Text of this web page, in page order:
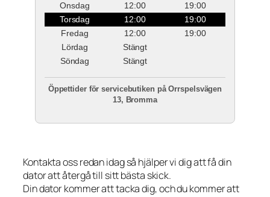
Onsdag
12:00
19:00
Torsdag
12:00
19:00
Fredag
12:00
19:00
Lördag
Stängt
Söndag
Stängt
Öppettider för servicebutiken på Orrspelsvägen
13, Bromma
Kontakta oss redan idag så hjälper vi dig att få din
dator att återgå till sitt bästa skick.
Din dator kommer att tacka dig, och du kommer att